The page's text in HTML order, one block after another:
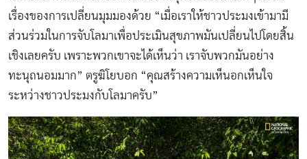
เรื่องของการเปลี่ยนมุมมองด้วย “เมื่อเราให้ชาวประมงเข้ามามี
ส่วนร่วมในการจับโลมาเพื่อประเมินสุขภาพมันเปลี่ยนไปโดยสิ้น
เชิงเลยครับ เพราะพวกเขาจะได้เห็นว่า เราจับพวกมันอย่าง
ทะนุถนอมมาก” ตรูฆิโยบอก “คุณสร้างความเห็นอกเห็นใจ
ระหว่างชาวประมงกับโลมาครับ”